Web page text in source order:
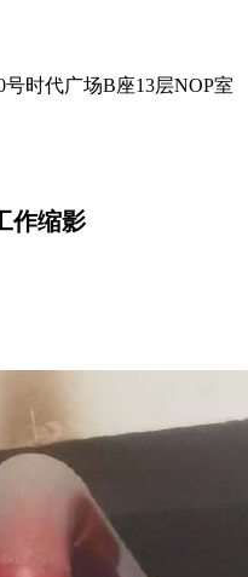
时代广场B座13层NOP室
作缩影